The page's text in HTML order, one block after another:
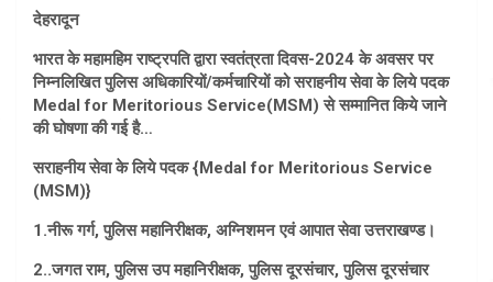
देहरादून
भारत के महामहिम राष्ट्रपति द्वारा स्वतंत्रता दिवस-2024 के अवसर पर
निम्नलिखित पुलिस अधिकारियों/कर्मचारियों को सराहनीय सेवा के लिये पदक
Medal for Meritorious Service(MSM) से सम्मानित किये जाने
की घोषणा की गई है…
सराहनीय सेवा के लिये पदक {Medal for Meritorious Service
(MSM)}
1.नीरू गर्ग, पुलिस महानिरीक्षक, अग्निशमन एवं आपात सेवा उत्तराखण्ड।
2..जगत राम, पुलिस उप महानिरीक्षक, पुलिस दूरसंचार, पुलिस दूरसंचार